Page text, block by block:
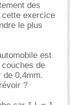
des
exercice
le plus
est
de
de 0,4mm.
?